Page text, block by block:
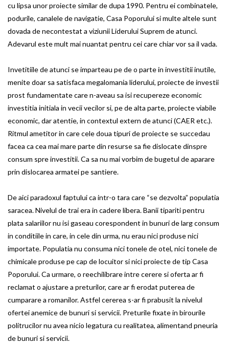
cu lipsa unor proiecte similar de dupa 1990. Pentru ei combinatele,
podurile, canalele de navigatie, Casa Poporului si multe altele sunt
dovada de necontestat a viziunii Liderului Suprem de atunci.
Adevarul este mult mai nuantat pentru cei care chiar vor sa il vada.
Invetitiile de atunci se imparteau pe de o parte in investitii inutile,
menite doar sa satisfaca megalomania liderului, proiecte de investii
prost fundamentate care n-aveau sa isi recupereze economic
investitia initiala in vecii vecilor si, pe de alta parte, proiecte viabile
economic, dar atentie, in contextul extern de atunci (CAER etc.).
Ritmul ametitor in care cele doua tipuri de proiecte se succedau
facea ca cea mai mare parte din resurse sa fie dislocate dinspre
consum spre investitii. Ca sa nu mai vorbim de bugetul de aparare
prin dislocarea armatei pe santiere.
De aici paradoxul faptului ca intr-o tara care “se dezvolta” populatia
saracea. Nivelul de trai era in cadere libera. Banii tipariti pentru
plata salariilor nu isi gaseau corespondent in bunuri de larg consum
in conditiile in care, in cele din urma, nu erau nici produse nici
importate. Populatia nu consuma nici tonele de otel, nici tonele de
chimicale produse pe cap de locuitor si nici proiecte de tip Casa
Poporului. Ca urmare, o reechilibrare intre cerere si oferta ar fi
reclamat o ajustare a preturilor, care ar fi erodat puterea de
cumparare a romanilor. Astfel cererea s-ar fi prabusit la nivelul
ofertei anemice de bunuri si servicii. Preturile fixate in birourile
politrucilor nu avea nicio legatura cu realitatea, alimentand pneuria
de bunuri si servicii.